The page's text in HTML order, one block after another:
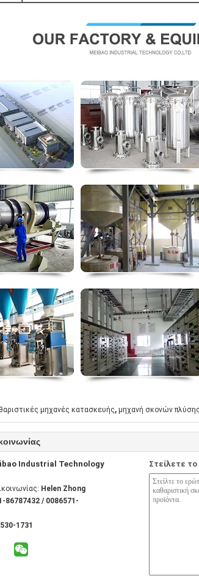
μηχανές κατασκευής, μηχανή σκονών πλύσης
Industrial Technology
Helen Zhong
86787432 / 0086571-
1731
Στείλετε